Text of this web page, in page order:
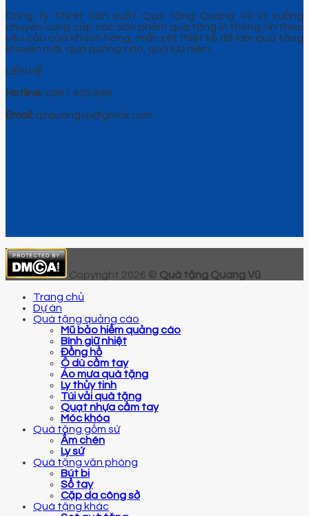
Công ty TNHH Sản xuất Quà tặng Quang Vũ là xưởng
chuyên cung cấp các sản phẩm quà tặng in thông tin theo
yêu cầu của khách hàng, miễn phí thiết kế để làm quà tặng
khuyến mãi, quà quảng cáo, quà lưu niệm…
LIÊN HỆ
Hotline: 0961 425 999
Email: qtquangvu@gmail.com
Copyright 2026 © Quà tặng Quang Vũ
Trang chủ
Dự án
Quà tặng quảng cáo
Mũ bảo hiểm quảng cáo
Bình giữ nhiệt
Đồng hồ
Ô dù cầm tay
Áo mưa quà tặng
Ly thủy tinh
Túi vải quà tặng
Quạt nhựa cầm tay
Móc khóa
Quà tặng gốm sứ
Ấm chén
Ly sứ
Quà tặng văn phòng
Bút bi
Sổ tay
Cặp da công sở
Quà tặng khác